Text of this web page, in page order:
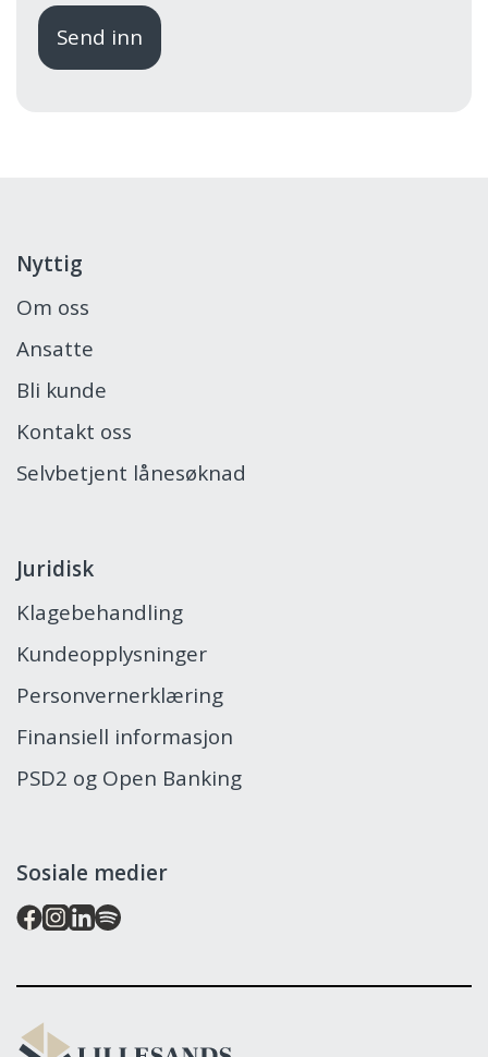
Nyttig
Om oss
Ansatte
Bli kunde
Kontakt oss
Selvbetjent lånesøknad
Juridisk
Klagebehandling
Kundeopplysninger
Personvernerklæring
Finansiell informasjon
PSD2 og Open Banking
Sosiale medier
Lillesands